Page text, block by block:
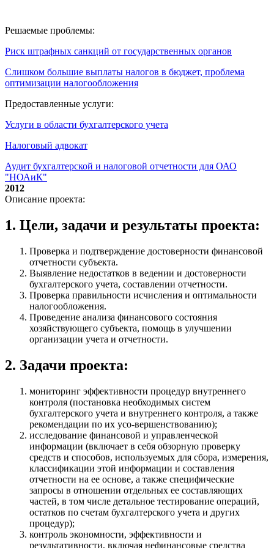
Решаемые проблемы:
Риск штрафных санкций от государственных органов
Слишком большие выплаты налогов в бюджет, проблема
оптимизации налогообложения
Предоставленные услуги:
Услуги в области бухгалтерского учета
Налоговый адвокат
Аудит бухгалтерской и налоговой отчетности для ОАО
"НОАиК"
2012
Описание проекта:
1. Цели, задачи и результаты проекта:
Проверка и подтверждение достоверности финансовой
отчетности субъекта.
Выявление недостатков в ведении и достоверности
бухгалтерского учета, составлении отчетности.
Проверка правильности исчисления и оптимальности
налогообложения.
Проведение анализа финансового состояния
хозяйствующего субъекта, помощь в улучшении
организации учета и отчетности.
2. Задачи проекта:
мониторинг эффективности процедур внутреннего
контроля (постановка необходимых систем
бухгалтерского учета и внутреннего контроля, а также
рекомендации по их усо-вершенствованию);
исследование финансовой и управленческой
информации (включает в себя обзорную проверку
средств и способов, используемых для сбора, измерения,
классификации этой информации и составления
отчетности на ее основе, а также специфические
запросы в отношении отдельных ее составляющих
частей, в том числе детальное тестирование операций,
остатков по счетам бухгалтерского учета и других
процедур);
контроль экономности, эффективности и
результативности, включая нефинансовые средства